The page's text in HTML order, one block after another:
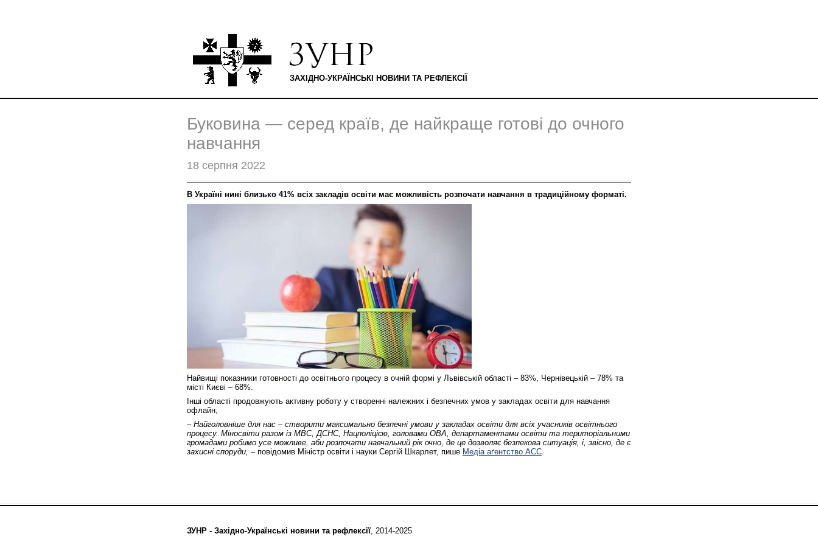
ЗАХІДНО-УКРАЇНСЬКІ НОВИНИ ТА РЕФЛЕКСІЇ
Буковина — серед країв, де найкраще готові до очного
навчання
18 серпня 2022
В Україні нині близько 41% всіх закладів освіти має можливість розпочати навчання в традиційному форматі.
Найвищі показники готовності до освітнього процесу в очній формі у Львівській області – 83%, Чернівецькій – 78% та
місті Києві – 68%.
Інші області продовжують активну роботу у створенні належних і безпечних умов у закладах освіти для навчання
офлайн,
– Найголовніше для нас – створити максимально безпечні умови у закладах освіти для всіх учасників освітнього
процесу. Міносвіти разом із МВС, ДСНС, Нацполіцією, головами ОВА, департаментами освіти та територіальними
громадами робимо усе можливе, аби розпочати навчальний рік очно, де це дозволяє безпекова ситуація, і, звісно, де є
захисні споруди, –повідомив Міністр освіти і науки Сергій Шкарлет, пише Медіа аґентство АСС.
ЗУНР - Західно-Українські новини та рефлексії, 2014-2025